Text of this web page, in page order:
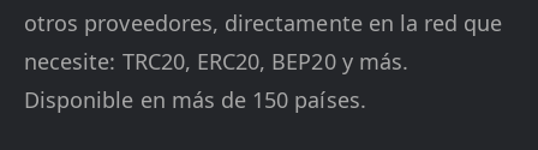
otros proveedores, directamente en la red que
necesite: TRC20, ERC20, BEP20 y más.
Disponible en más de 150 países.